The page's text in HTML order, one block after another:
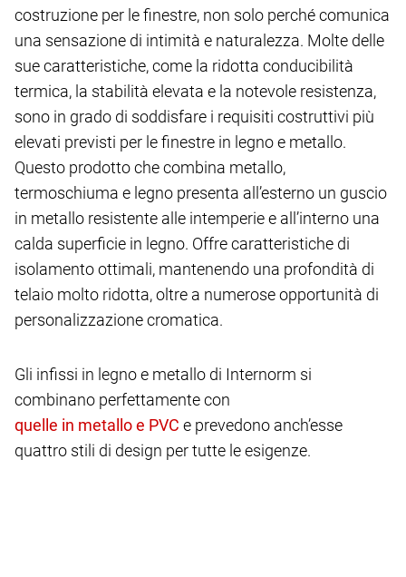
costruzione per le finestre, non solo perché comunica
una sensazione di intimità e naturalezza. Molte delle
sue caratteristiche, come la ridotta conducibilità
termica, la stabilità elevata e la notevole resistenza,
sono in grado di soddisfare i requisiti costruttivi più
elevati previsti per le finestre in legno e metallo.
Questo prodotto che combina metallo,
termoschiuma e legno presenta all’esterno un guscio
in metallo resistente alle intemperie e all’interno una
calda superficie in legno. Offre caratteristiche di
isolamento ottimali, mantenendo una profondità di
telaio molto ridotta, oltre a numerose opportunità di
personalizzazione cromatica.
Gli infissi in legno e metallo di Internorm si
combinano perfettamente con
e prevedono anch’esse
quattro stili di design per tutte le esigenze.